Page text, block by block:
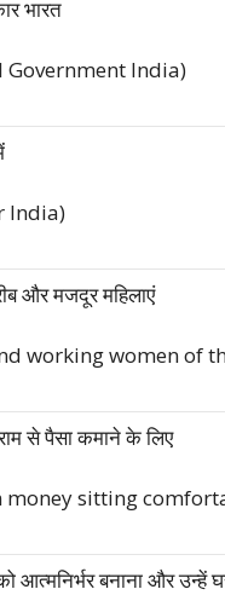
भारत
Government India)
India)
और मजदूर महिलाएं
working women of
से पैसा कमाने के लिए
money sitting
आत्मनिर्भर बनाना और उन्हें